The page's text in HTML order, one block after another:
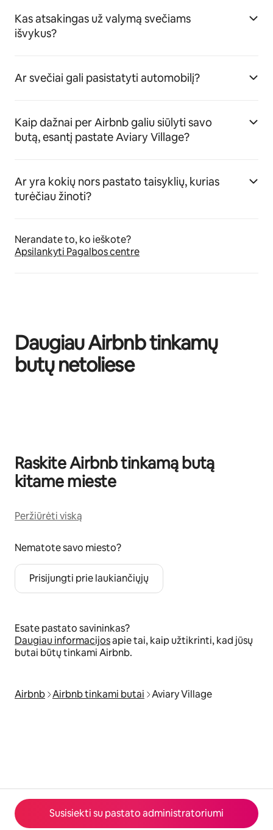
Susisiekti su pastato administratoriumi
Kas atsakingas už valymą svečiams
išvykus?
Ar svečiai gali pasistatyti automobilį?
Kaip dažnai per Airbnb galiu siūlyti savo
butą, esantį pastate Aviary Village?
Ar yra kokių nors pastato taisyklių, kurias
turėčiau žinoti?
Nerandate to, ko ieškote?
Apsilankyti Pagalbos centre
Daugiau Airbnb tinkamų
butų netoliese
Raskite Airbnb tinkamą butą
kitame mieste
Peržiūrėti viską
Nematote savo miesto?
Prisijungti prie laukiančiųjų
Esate pastato savininkas?
Daugiau informacijosapie tai, kaip užtikrinti, kad jūsų
butai būtų tinkami Airbnb.
Airbnb Airbnb tinkami butai Aviary Village